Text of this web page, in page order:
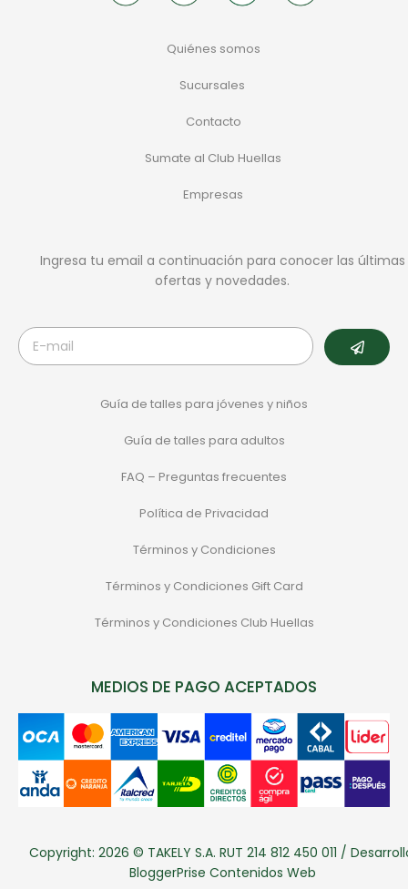
Quiénes somos
Sucursales
Contacto
Sumate al Club Huellas
Empresas
Ingresa tu email a continuación para conocer las últimas
ofertas y novedades.
Guía de talles para jóvenes y niños
Guía de talles para adultos
FAQ – Preguntas frecuentes
Política de Privacidad
Términos y Condiciones
Términos y Condiciones Gift Card
Términos y Condiciones Club Huellas
MEDIOS DE PAGO ACEPTADOS
Copyright: 2026 © TAKELY S.A. RUT 214 812 450 011 /
BloggerPrise Contenidos Web